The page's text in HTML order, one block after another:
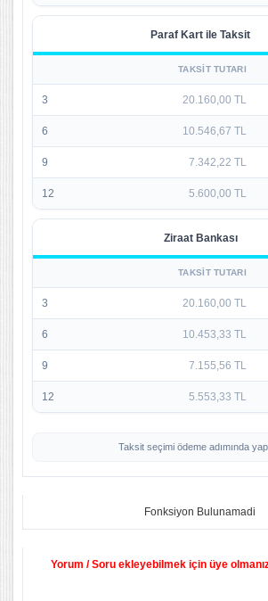
Paraf Kart ile Taksit
TAKSIT TUTARI
3 20.160,00 TL
6 10.546,67 TL
9 7.342,22 TL
12 5.600,00 TL
Ziraat Bankası
TAKSIT TUTARI
3 20.160,00 TL
6 10.453,33 TL
9 7.155,56 TL
12 5.553,33 TL
Taksit seçimi ödeme adımında
Fonksiyon Bulunamadi
Yorum / Soru ekleyebilmek için üye